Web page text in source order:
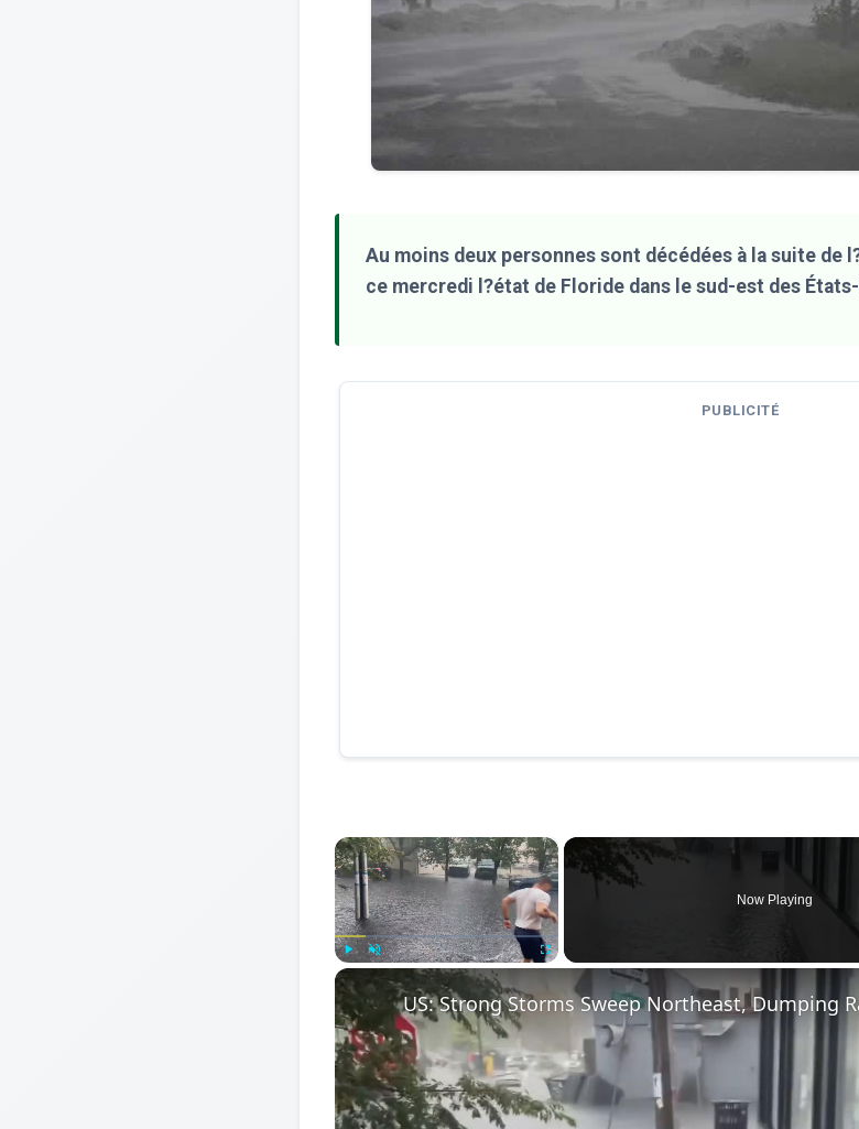
Au moins deux personnes sont décédées à la suite de
ce mercredi l?état de Floride dans le sud-est des
PUBLICITÉ
×
Now Playing